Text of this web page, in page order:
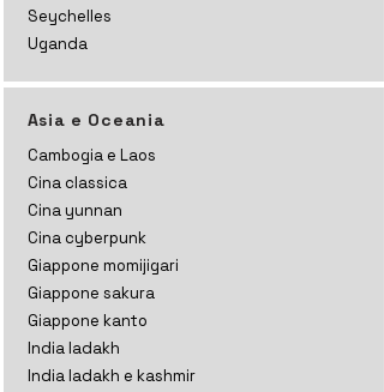
Seychelles
Uganda
Asia e Oceania
Cambogia e Laos
Cina classica
Cina yunnan
Cina cyberpunk
Giappone momijigari
Giappone sakura
Giappone kanto
India ladakh
India ladakh e kashmir